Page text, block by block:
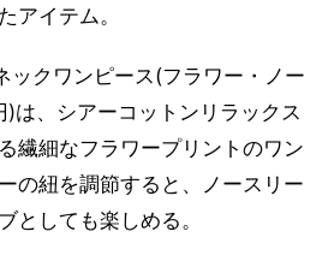
アイテム。
ックワンピース(フラワー・ノー
は、シアーコットンリラックス
繊細なフラワープリントのワン
の紐を調節すると、ノースリー
としても楽しめる。